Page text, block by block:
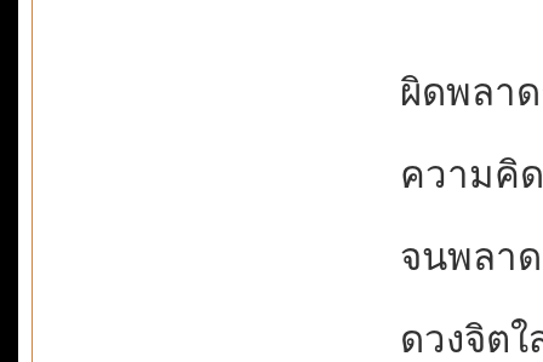
ผิดพลา
ความคิ
จนพลา
ดวงจิต